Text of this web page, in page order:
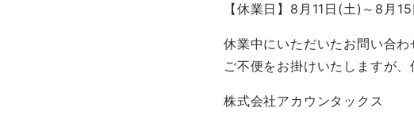
【休業日】8月11日(土)～8月
休業中にいただいたお問い合
ご不便をお掛けいたしますが
株式会社アカウンタックス